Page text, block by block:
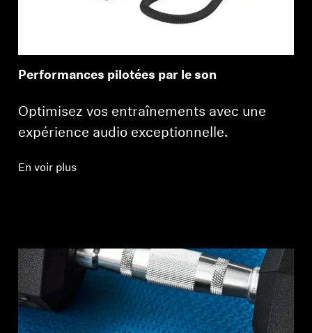
Performances pilotées par le son
Optimisez vos entraînements avec une
expérience audio exceptionnelle.
En voir plus